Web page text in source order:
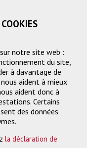
notre site web :
du site,
à davantage de
aident à mieux
aident donc à
Certains
des données
la déclaration de